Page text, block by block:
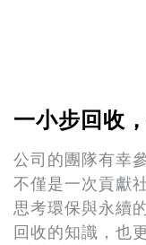
一小步回收
公司的團隊有幸
不僅是一次貢獻
思考環保與永續
回收的知識，也